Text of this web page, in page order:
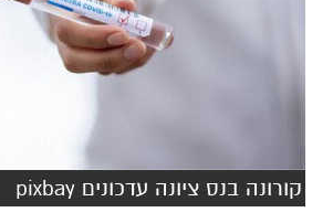
קורונה בנס ציונה עדכונים pixbay